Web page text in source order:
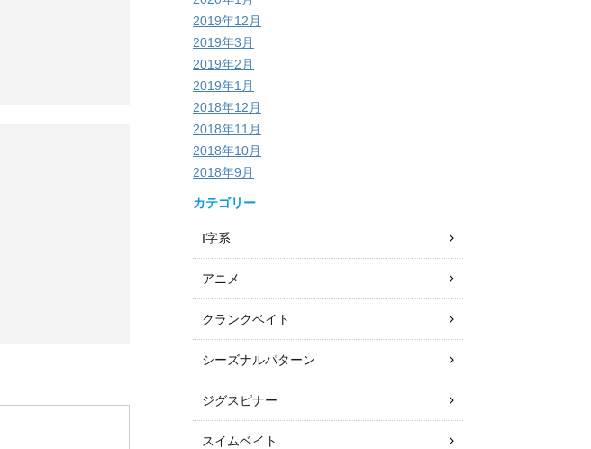
2019年12月
2019年3月
2019年2月
2019年1月
2018年12月
2018年11月
2018年10月
2018年9月
カテゴリー
I字系
アニメ
クランクベイト
シーズナルパターン
ジグスピナー
スイムベイト